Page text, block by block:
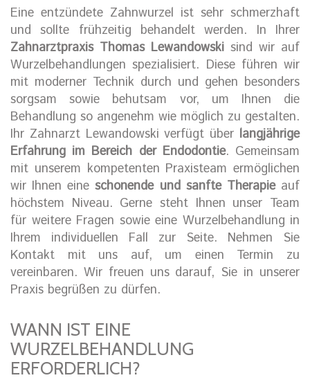
Eine entzündete Zahnwurzel ist sehr schmerzhaft
und sollte frühzeitig behandelt werden. In Ihrer
Zahnarztpraxis Thomas Lewandowski sind wir auf
Wurzelbehandlungen spezialisiert. Diese führen wir
mit moderner Technik durch und gehen besonders
sorgsam sowie behutsam vor, um Ihnen die
Behandlung so angenehm wie möglich zu gestalten.
Ihr Zahnarzt Lewandowski verfügt über langjährige
Erfahrung im Bereich der Endodontie. Gemeinsam
mit unserem kompetenten Praxisteam ermöglichen
wir Ihnen eineschonende und sanfte Therapieauf
höchstem Niveau. Gerne steht Ihnen unser Team
für weitere Fragen sowie eine Wurzelbehandlung in
Ihrem individuellen Fall zur Seite. Nehmen Sie
Kontakt mit uns auf, um einen Termin zu
vereinbaren. Wir freuen uns darauf, Sie in unserer
Praxis begrüßen zu dürfen.
WANN IST EINE
WURZELBEHANDLUNG
ERFORDERLICH?